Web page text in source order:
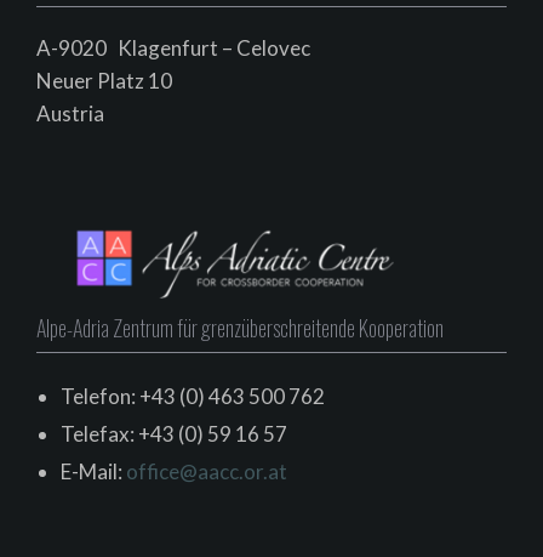
A-9020 Klagenfurt – Celovec
Neuer Platz 10
Austria
Alpe-Adria Zentrum für grenzüberschreitende Kooperation
Telefon: +43 (0) 463 500 762
Telefax: +43 (0) 59 16 57
E-Mail: office@aacc.or.at